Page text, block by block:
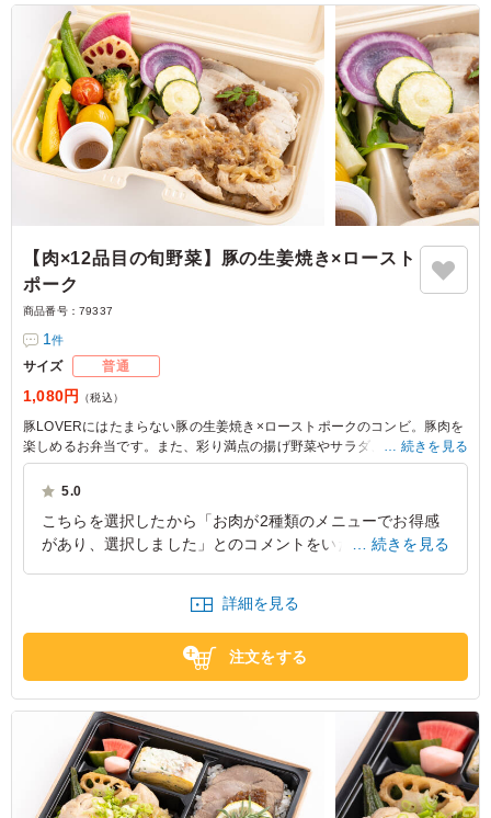
【肉×12品目の旬野菜】豚の生姜焼き×ロースト
ポーク
商品番号： 79337
1件
サイズ 普通
1,080円 （税込）
豚LOVERにはたまらない豚の生姜焼き×ローストポークのコンビ。豚肉を
楽しめるお弁当です。また、彩り満点の揚げ野菜やサラダ、そして選べる
自家製ドレッシングもお楽しみいただけます。
※ご飯の種類を下記プルダウンよりお選びください。
続きを見る
5.0
こちらを選択したから「お肉が2種類のメニューでお得感
があり、選択しました」とのコメントをいただきました。
東京都渋谷区代々木
続きを見る
詳細を見る
注文をする